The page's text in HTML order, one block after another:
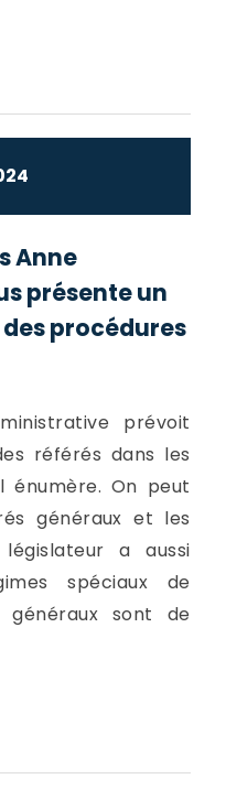
Anne
présente un
procédures
prévoit
référés dans les
énumère. On peut
généraux et les
a aussi
spéciaux de
généraux sont de